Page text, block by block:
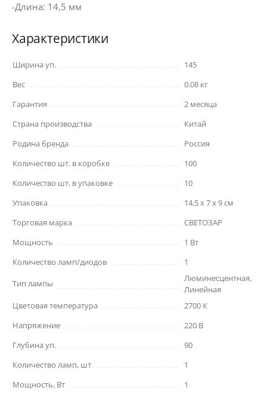
-Длина: 14,5 мм
Характеристики
Ширина уп.
145
Вес
0.08 кг
Гарантия
2 месяца
Страна производства
Китай
Родина бренда
Россия
Количество шт. в коробке
100
Количество шт. в упаковке
10
Упаковка
14,5 x 7 x 9 см
Торговая марка
СВЕТОЗАР
Мощность
1 Вт
Количество ламп/диодов
1
Тип лампы
Люминесцентная,
Линейная
Цветовая температура
2700 К
Напряжение
220 В
Глубина уп.
90
Количество ламп, шт
1
Мощность, Вт
1